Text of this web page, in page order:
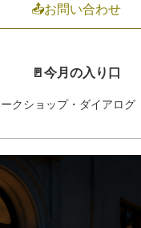
📤お問い合わせ
🚪今月の入り口
クショップ・ダイアログ